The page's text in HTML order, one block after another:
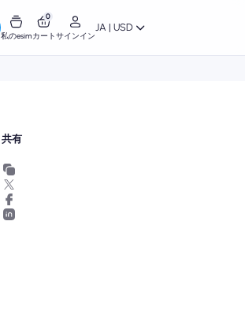
私のesim
0
カートサインイン
JA | USD
共有